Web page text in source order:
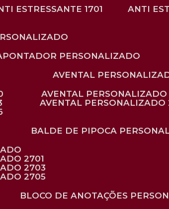
ESTRESSANTE 1701 ANTI
APONTADOR PERSONALIZADO
AVENTAL
AVENTAL
AVENTAL
BALDE DE PIPOCA
2701
2703
2705
BLOCO DE ANOTAÇÕES